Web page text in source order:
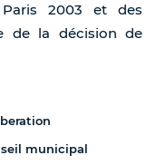
2003 et des
de la décision de
municipal